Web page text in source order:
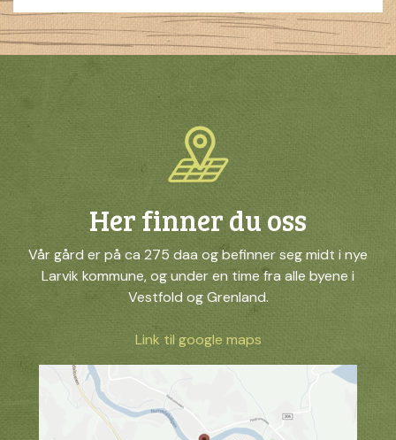
Her finner du oss
Vår gård er på ca 275 daa og befinner seg midt i nye
Larvik kommune, og under en time fra alle byene i
Vestfold og Grenland.
Link til google maps